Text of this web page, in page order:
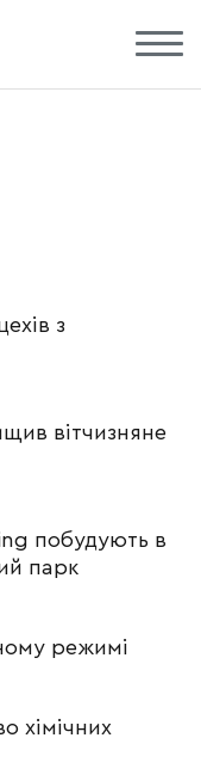
з
вітчизняне
побудують в
парк
режимі
хімічних